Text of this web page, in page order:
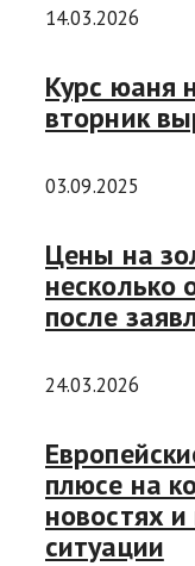
14.03.2026
Курс юаня
вторник
03.09.2025
Цены на
несколько
после
24.03.2026
плюсе на
новостях и
ситуации